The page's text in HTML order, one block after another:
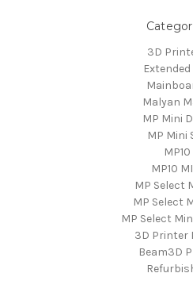
3D
Extended
Malyan
MP Mini
MP Mini
MP10
MP10
MP Select
MP Select
MP Select
3D Printer
Beam3D